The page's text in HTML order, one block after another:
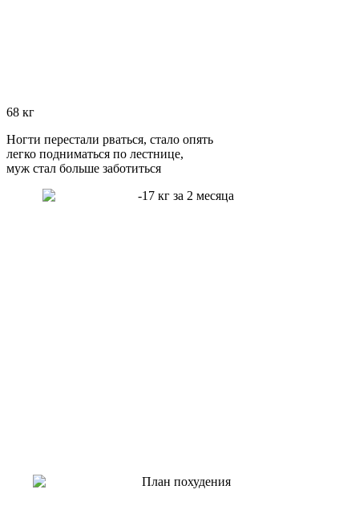
68 кг
Ногти перестали рваться, стало опять
легко подниматься по лестнице,
муж стал больше заботиться